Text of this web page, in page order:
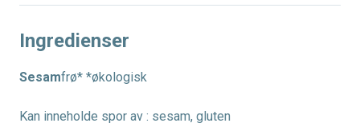
Ingredienser
Sesamfrø* *økologisk
Kan inneholde spor av : sesam, gluten